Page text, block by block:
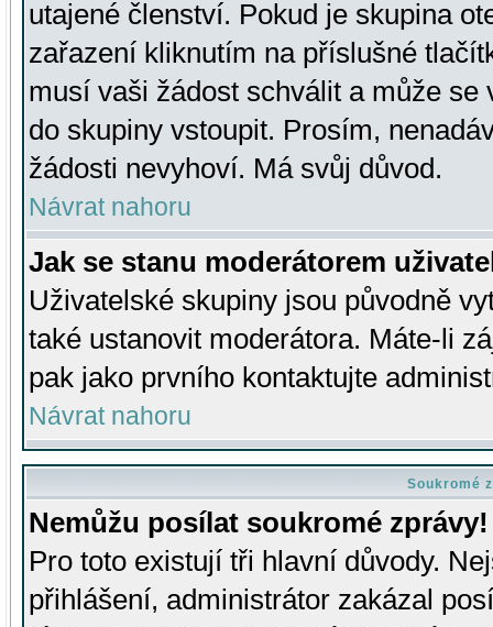
utajené členství. Pokud je skupina
zařazení kliknutím na příslušné
musí vaši žádost schválit a může se
do skupiny vstoupit. Prosím,
žádosti nevyhoví. Má svůj důvod.
Návrat nahoru
Jak se stanu moderátorem
Uživatelské skupiny jsou původně
také ustanovit moderátora. Máte-li
pak jako prvního kontaktujte
Návrat nahoru
Soukromé
Nemůžu posílat soukromé zprávy!
Pro toto existují tři hlavní důvody.
přihlášení, administrátor zakázal